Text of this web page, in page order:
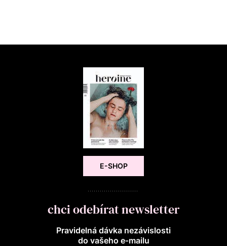
E-SHOP
chci odebírat newsletter
Pravidelná dávka nezávislosti
do vašeho e‑mailu